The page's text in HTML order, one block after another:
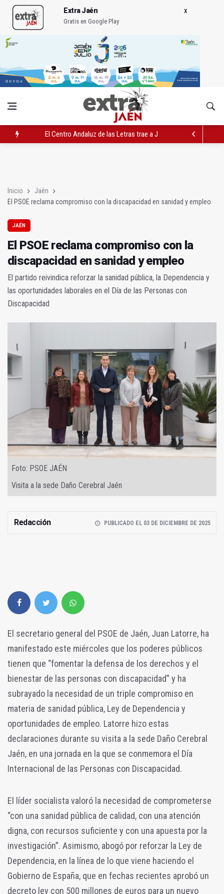
Extra Jaén
Gratis en Google Play
El Centro Andaluz de las Letras trae a Jaén al filósofo Omar
Inicio
Jaén
El PSOE reclama compromiso con la discapacidad en sanidad y empleo
JAÉN
El PSOE reclama compromiso con la
discapacidad en sanidad y empleo
El partido reivindica reforzar la sanidad pública, la Dependencia y
las oportunidades laborales en el Día de las Personas con
Discapacidad
Foto: PSOE JAÉN
Visita a la sede Daño Cerebral Jaén
Redacción PUBLICADO EL 03 DE DICIEMBRE DE 2025
El secretario general del PSOE de Jaén, Juan Latorre, ha
manifestado este miércoles que los poderes públicos
tienen que “fomentar la defensa de los derechos y el
bienestar de las personas con discapacidad” y ha
subrayado la necesidad de un triple compromiso en
materia de sanidad pública, Ley de Dependencia y
oportunidades de empleo. Latorre hizo estas
declaraciones durante su visita a la sede Daño Cerebral
Jaén, en una jornada en la que se conmemora el Día
Internacional de las Personas con Discapacidad.
El líder socialista valoró la necesidad de comprometerse
“con una sanidad pública de calidad, con una atención
digna, con recursos suficiente y con una apuesta por la
investigación”. Asimismo, abogó por reforzar la Ley de
Dependencia, en la línea de lo que viene haciendo el
Gobierno de España, que en fechas recientes aprobó un
decreto ley con 500 millones de euros para un nuevo